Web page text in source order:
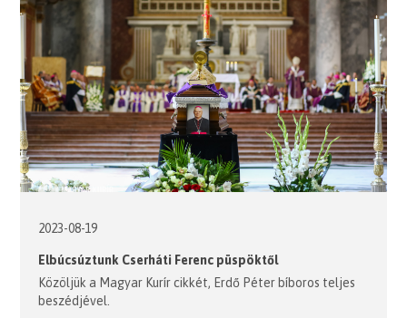
2023-08-19
Elbúcsúztunk Cserháti Ferenc püspöktől
Közöljük a Magyar Kurír cikkét, Erdő Péter bíboros teljes
beszédjével.